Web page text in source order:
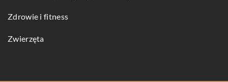
Zdrowie i fitness
Zwierzęta